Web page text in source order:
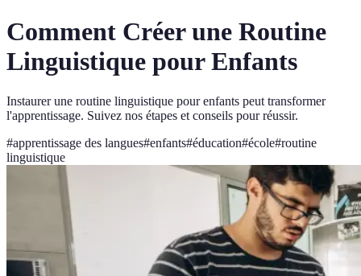
Comment Créer une Routine
Linguistique pour Enfants
Instaurer une routine linguistique pour enfants peut transformer
l'apprentissage. Suivez nos étapes et conseils pour réussir.
#apprentissage des langues#enfants#éducation#école#routine
linguistique